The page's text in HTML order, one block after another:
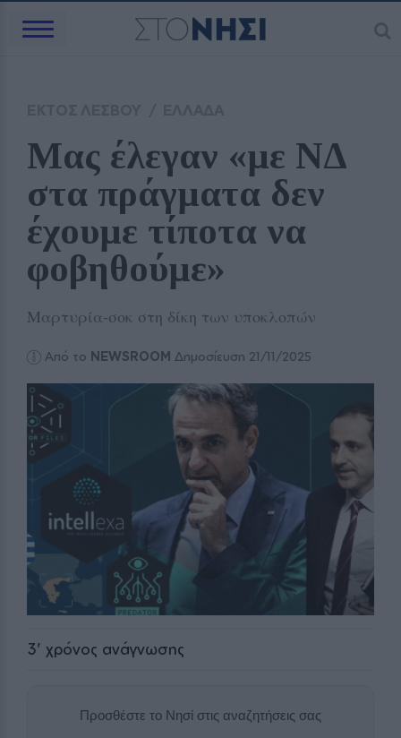
Mας έλεγαν «με ΝΔ
στα πράγματα δεν
έχουμε τίποτα να
φοβηθούμε»
Μαρτυρία-σοκ στη δίκη των υποκλοπών
Από το NEWSROOM Δημοσίευση 21/11/2025
3' χρόνος ανάγνωσης
Προσθέστε το Νησί στις αναζητήσεις σας